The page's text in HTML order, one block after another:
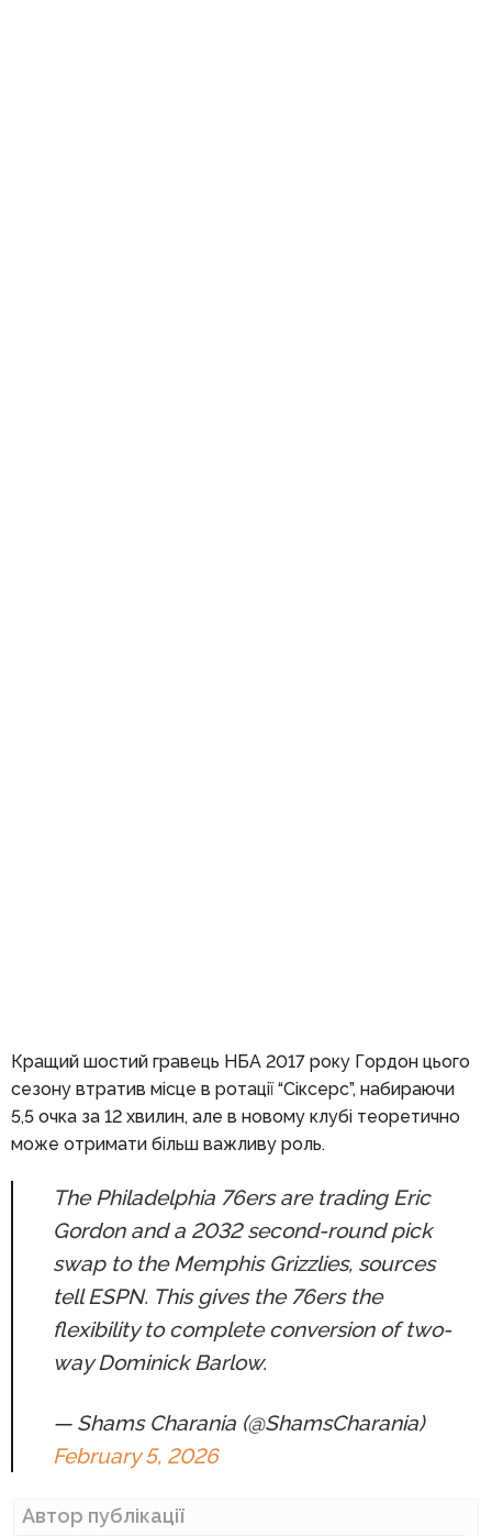
Кращий шостий гравець НБА 2017 року Гордон цього
сезону втратив місце в ротації “Сіксерс”, набираючи
5,5 очка за 12 хвилин, але в новому клубі теоретично
може отримати більш важливу роль.
The Philadelphia 76ers are trading Eric
Gordon and a 2032 second-round pick
swap to the Memphis Grizzlies, sources
tell ESPN. This gives the 76ers the
flexibility to complete conversion of two-
way Dominick Barlow.
— Shams Charania (@ShamsCharania)
February 5, 2026
Автор публікації